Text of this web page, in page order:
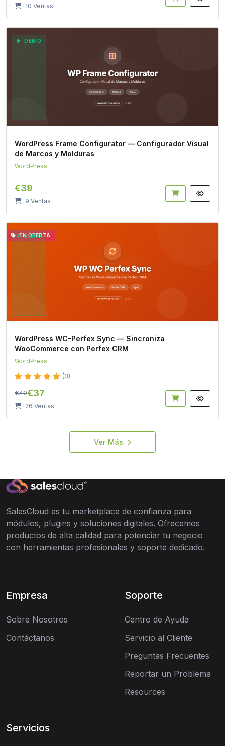
10 Ventas
DEMO
WordPress Frame Configurator — Configurador Visual
de Marcos y Molduras
WordPress
€39
9 Ventas
EN OFERTA
DEMO
WordPress WC-Perfex Sync — Sincroniza
WooCommerce con Perfex CRM
WordPress
(3)
€49€37
26 Ventas
Ver Más
SalesCloud es tu marketplace de confianza para
módulos, plugins y soluciones digitales. Ofrecemos
productos de alta calidad para potenciar tu negocio
con herramientas profesionales y soporte dedicado.
Empresa
Sobre Nosotros
Contáctanos
Soporte
Centro de Ayuda
Servicio al Cliente
Preguntas Frecuentes
Reportar un Problema
Resources
Servicios